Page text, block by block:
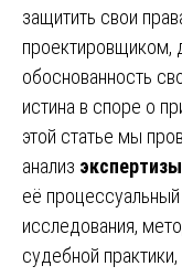
защитить свои
проектировщиком,
обоснованность
истина в споре о
этой статье мы
анализ
её
исследования,
судебной